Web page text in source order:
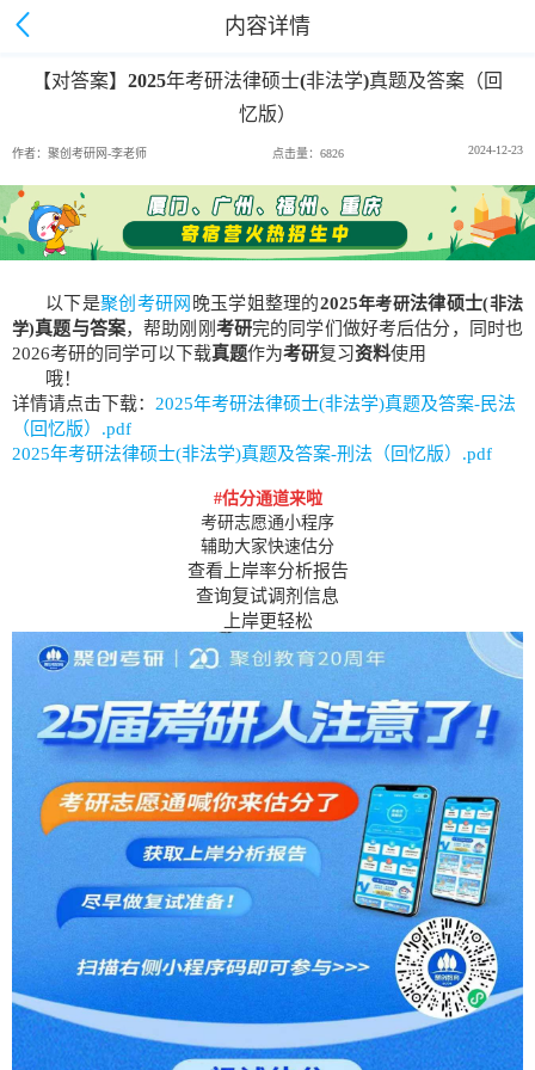
内容详情
【对答案】2025年考研法律硕士(非法学)真题及答案（回
忆版）
作者：聚创考研网-李老师 点击量：6826 2024-12-23
以下是聚创考研网 晚玉学姐整理的2025年考研法律硕士(非法
学)真题与答案，帮助刚刚考研完的同学们做好考后估分，同时也
2026考研的同学可以下载真题作为考研复习资料使用
哦！
详情请点击下载： 2025年考研法律硕士(非法学)真题及答案-民法
（回忆版）.pdf
2025年考研法律硕士(非法学)真题及答案-刑法（回忆版）.pdf
#估分通道来啦
考研志愿通小程序
辅助大家快速估分
查看上岸率分析报告
查询复试调剂信息
上岸更轻松